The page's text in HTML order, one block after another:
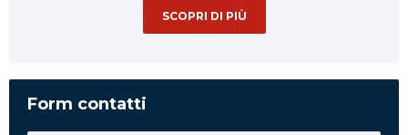
SCOPRI DI PIÙ
Form contatti